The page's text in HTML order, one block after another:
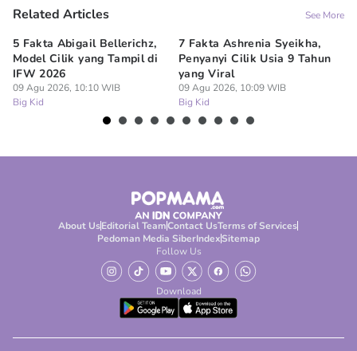
Related Articles See More
5 Fakta Abigail Bellerichz,
Model Cilik yang Tampil di
IFW 2026
09 Agu 2026, 10:10 WIB
Big Kid
7 Fakta Ashrenia Syeikha,
Penyanyi Cilik Usia 9 Tahun
yang Viral
09 Agu 2026, 10:09 WIB
Big Kid
About UsEditorial TeamContact UsTerms of Services
Pedoman Media SiberIndexSitemap
Follow Us
Download